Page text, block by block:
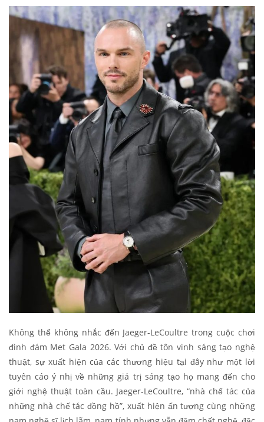
Không thể không nhắc đến Jaeger-LeCoultre trong cuộc chơi
đình đám Met Gala 2026. Với chủ đề tôn vinh sáng tạo nghệ
thuật, sự xuất hiện của các thương hiệu tại đây như một lời
tuyên cáo ý nhị về những giá trị sáng tạo họ mang đến cho
giới nghệ thuật toàn cầu. Jaeger-LeCoultre, “nhà chế tác của
những nhà chế tác đồng hồ”, xuất hiện ấn tượng cùng những